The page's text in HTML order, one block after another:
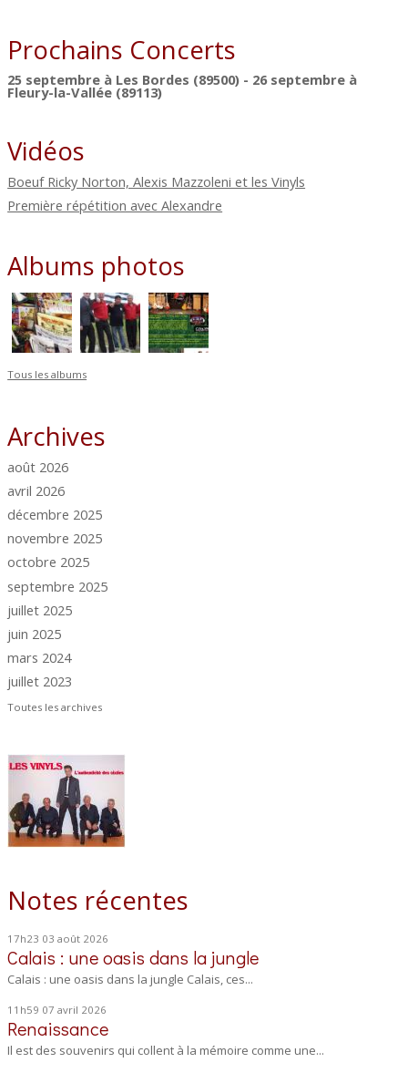
Prochains Concerts
25 septembre à Les Bordes (89500) - 26 septembre à
Fleury-la-Vallée (89113)
Vidéos
Boeuf Ricky Norton, Alexis Mazzoleni et les Vinyls
Première répétition avec Alexandre
Albums photos
Tous les albums
Archives
août 2026
avril 2026
décembre 2025
novembre 2025
octobre 2025
septembre 2025
juillet 2025
juin 2025
mars 2024
juillet 2023
Toutes les archives
Notes récentes
17h23 03 août 2026
Calais : une oasis dans la jungle
Calais : une oasis dans la jungle Calais, ces...
11h59 07 avril 2026
Renaissance
Il est des souvenirs qui collent à la mémoire comme une...